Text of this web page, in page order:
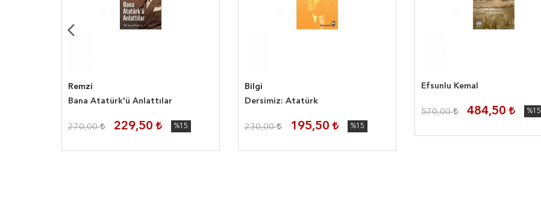
Remzi
Bana Atatürk'ü Anlattılar
270,00 229,50 %15
Bilgi
Dersimiz: Atatürk
230,00 195,50 %15
Efsunlu Kemal
570,00 484,50 %15